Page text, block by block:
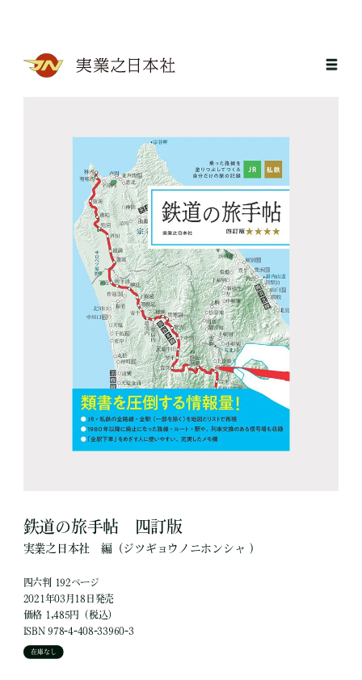
鉄道の旅手帖 四訂版
実業之日本社 編（ジツギョウノニホンシャ ）
四六判 192ページ
2021年03月18日発売
価格 1,485円（税込）
ISBN 978-4-408-33960-3
在庫なし